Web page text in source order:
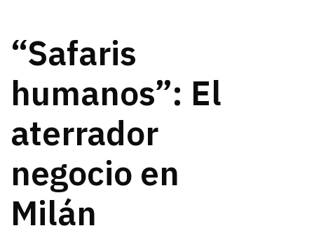
“Safaris
humanos”: El
aterrador
negocio en
Milán